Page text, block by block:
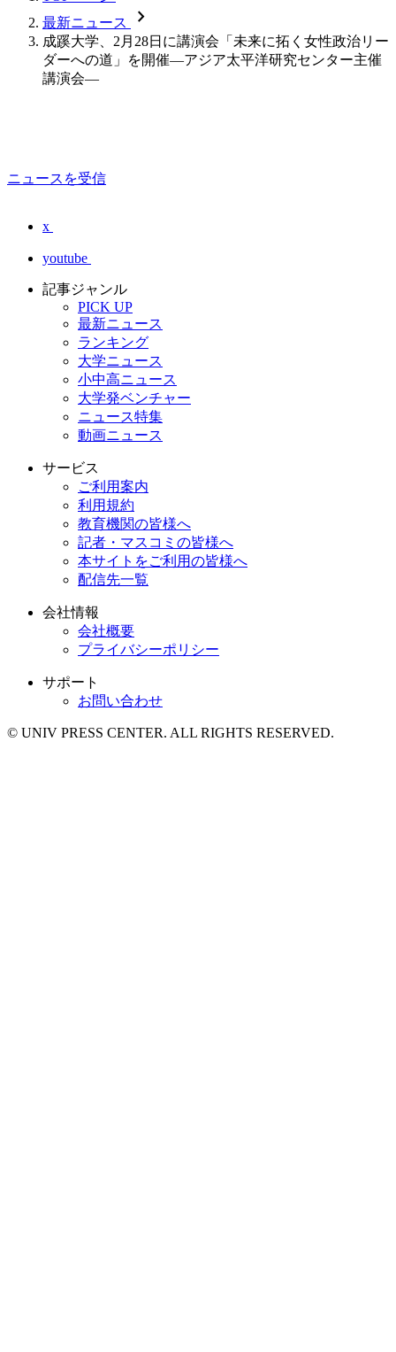
最新ニュース chevron_forward
成蹊大学、2月28日に講演会「未来に拓く女性政治リー
ダーへの道」を開催―アジア太平洋研究センター主催
講演会―
ニュースを受信
x
youtube
記事ジャンル
PICK UP
最新ニュース
ランキング
大学ニュース
小中高ニュース
大学発ベンチャー
ニュース特集
動画ニュース
サービス
ご利用案内
利用規約
教育機関の皆様へ
記者・マスコミの皆様へ
本サイトをご利用の皆様へ
配信先一覧
会社情報
会社概要
プライバシーポリシー
サポート
お問い合わせ
© UNIV PRESS CENTER. ALL RIGHTS RESERVED.